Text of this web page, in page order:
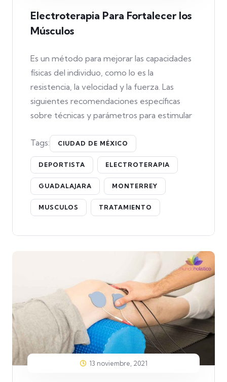
Electroterapia Para Fortalecer los
Músculos
Es un método para mejorar las capacidades
físicas del individuo, como lo es la
resistencia, la velocidad y la fuerza. Las
siguientes recomendaciones específicas
sobre técnicas y parámetros para estimular
Tags: CIUDAD DE MÉXICO
DEPORTISTA ELECTROTERAPIA
GUADALAJARA MONTERREY
MUSCULOS TRATAMIENTO
13 noviembre, 2021